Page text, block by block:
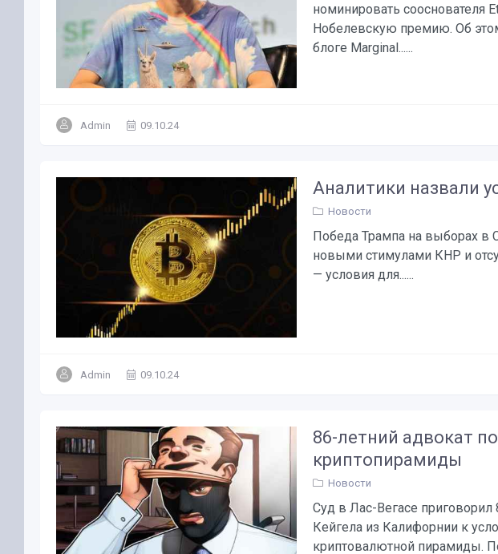
номинировать сооснователя
Нобелевскую премию. Об
блоге Marginal......
Admin 09.10.24
Аналитики назвали
Новости
Победа Трампа на выборах в
новыми стимулами КНР и
— условия для......
Admin 09.10.24
86-летний адвокат
криптопирамиды
Новости
Суд в Лас-Вегасе
Кейгела из Калифорнии к
криптовалютной пирамиды.